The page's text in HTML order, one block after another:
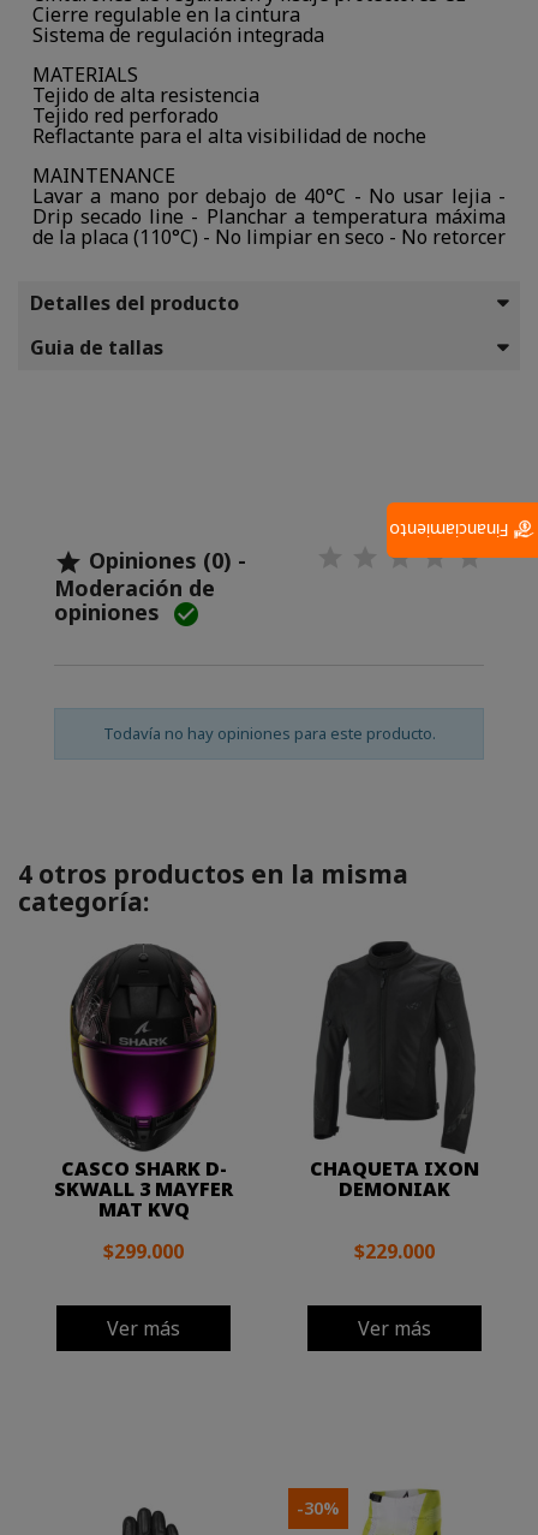
Cierre regulable en la cintura
Sistema de regulación integrada
MATERIALS
Tejido de alta resistencia
Tejido red perforado
Reflactante para el alta visibilidad de noche
MAINTENANCE
Lavar a mano por debajo de 40°C - No usar lejia -
Drip secado line - Planchar a temperatura máxima
de la placa (110°C) - No limpiar en seco - No retorcer
Detalles del producto
Guia de tallas
 Opiniones (0) -
Moderación de
opiniones 
Todavía no hay opiniones para este producto.
4 otros productos en la misma
categoría:
CASCO SHARK D-
SKWALL 3 MAYFER
MAT KVQ
$299.000
Ver más
CHAQUETA IXON
DEMONIAK
$229.000
Ver más
-30%
Financiamiento